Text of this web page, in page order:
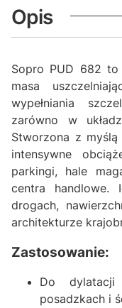
Opis
Sopro PUD 682 to
masa
wypełniania
zarówno w
Stworzona z
intensywne
parkingi, hale
centra handlowe.
drogach,
architekturze
Zastosowanie:
Do
posadzkach i